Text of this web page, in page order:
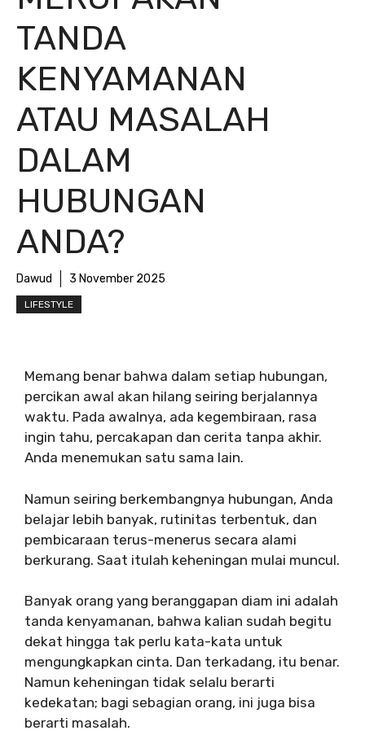
TANDA
KENYAMANAN
ATAU MASALAH
DALAM
HUBUNGAN
ANDA?
Dawud 3 November 2025
LIFESTYLE
Memang benar bahwa dalam setiap hubungan,
percikan awal akan hilang seiring berjalannya
waktu. Pada awalnya, ada kegembiraan, rasa
ingin tahu, percakapan dan cerita tanpa akhir.
Anda menemukan satu sama lain.
Namun seiring berkembangnya hubungan, Anda
belajar lebih banyak, rutinitas terbentuk, dan
pembicaraan terus-menerus secara alami
berkurang. Saat itulah keheningan mulai muncul.
Banyak orang yang beranggapan diam ini adalah
tanda kenyamanan, bahwa kalian sudah begitu
dekat hingga tak perlu kata-kata untuk
mengungkapkan cinta. Dan terkadang, itu benar.
Namun keheningan tidak selalu berarti
kedekatan; bagi sebagian orang, ini juga bisa
berarti masalah.